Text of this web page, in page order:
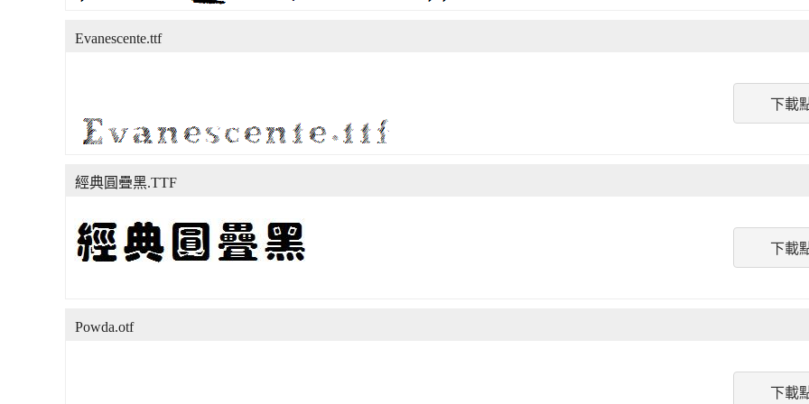
下載
Evanescente.ttf
下載
經典圓疊黑.TTF
下載
Powda.otf